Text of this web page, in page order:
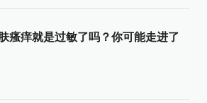
瘙痒就是过敏了吗？你可能走进了